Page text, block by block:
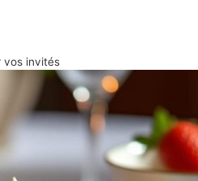
vos invités